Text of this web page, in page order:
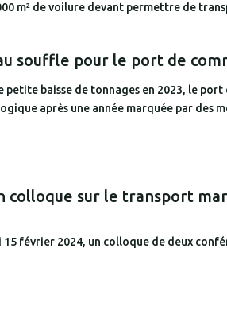
m² de voilure devant permettre de
souffle pour le port de
petite baisse de tonnages en 2023, le
après une année marquée par des
colloque sur le transport
février 2024, un colloque de deux